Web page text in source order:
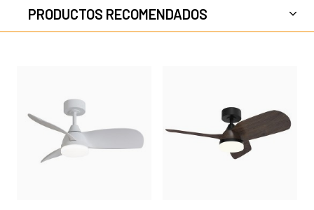
PRODUCTOS RECOMENDADOS